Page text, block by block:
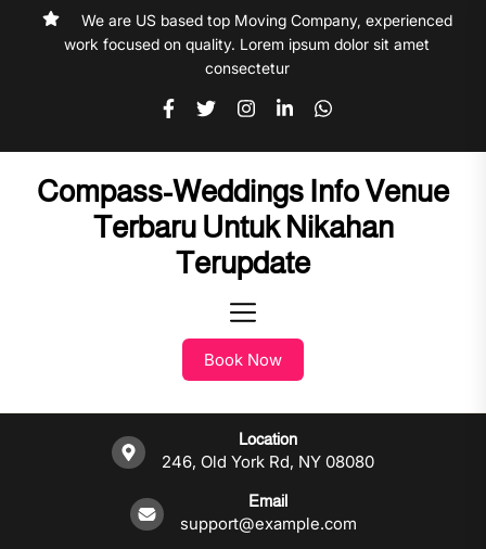
We are US based top Moving Company, experienced
work focused on quality. Lorem ipsum dolor sit amet
consectetur
Compass-Weddings Info Venue
Terbaru Untuk Nikahan
Terupdate
Book Now
Location
246, Old York Rd, NY 08080
Email
support@example.com